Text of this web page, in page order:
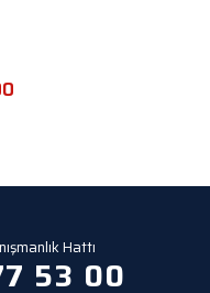
Hattı
53 00